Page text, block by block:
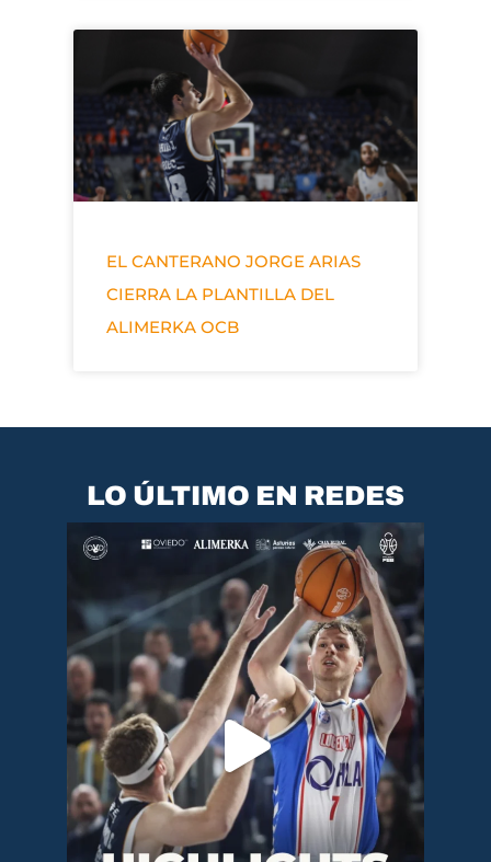
EL CANTERANO JORGE ARIAS
CIERRA LA PLANTILLA DEL
ALIMERKA OCB
LO ÚLTIMO EN REDES